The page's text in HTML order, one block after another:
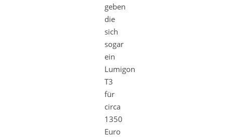
geben
die
sich
sogar
ein
Lumigon
T3
für
circa
1350
Euro